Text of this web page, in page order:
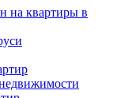
на квартиры в